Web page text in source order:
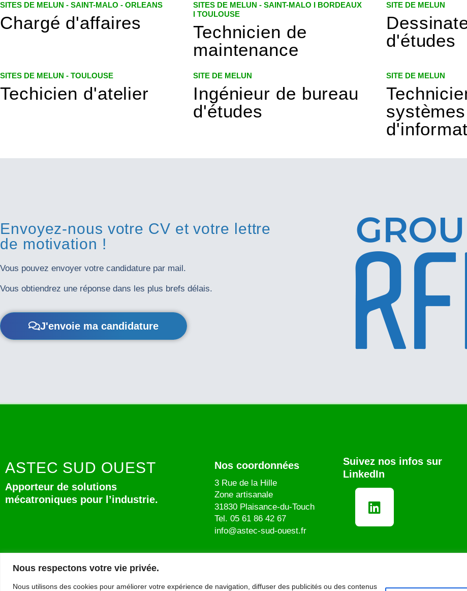
Nous respectons votre vie privée.
Nous utilisons des cookies pour améliorer votre expérience de navigation, diffuser des publicités ou des contenus
SITES DE MELUN - SAINT-MALO - ORLEANS
Chargé d'affaires
SITES DE MELUN - SAINT-MALO I BORDEAUX
I TOULOUSE
Technicien de
maintenance
SITE DE MELUN
d'études
SITES DE MELUN - TOULOUSE
Techicien d'atelier
SITE DE MELUN
Ingénieur de bureau
d'études
SITE DE MELUN
systèmes
Envoyez-nous votre CV et votre lettre
de motivation !
Vous pouvez envoyer votre candidature par mail.
Vous obtiendrez une réponse dans les plus brefs délais.
J'envoie ma candidature
ASTEC SUD OUEST
Apporteur de solutions
mécatroniques pour l’industrie.
Nos coordonnées
3 Rue de la Hille
Zone artisanale
31830 Plaisance-du-Touch
Tel. 05 61 86 42 67
info@astec-sud-ouest.fr
Suivez nos infos sur
LinkedIn